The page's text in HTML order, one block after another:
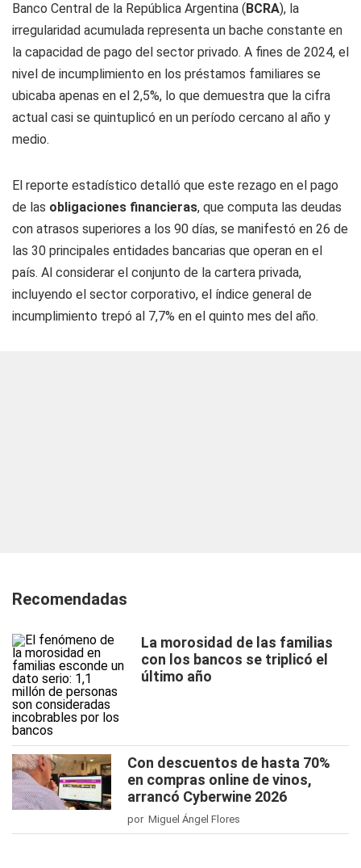
Banco Central de la República Argentina (BCRA), la
irregularidad acumulada representa un bache constante en
la capacidad de pago del sector privado. A fines de 2024, el
nivel de incumplimiento en los préstamos familiares se
ubicaba apenas en el 2,5%, lo que demuestra que la cifra
actual casi se quintuplicó en un período cercano al año y
medio.
El reporte estadístico detalló que este rezago en el pago
de las obligaciones financieras, que computa las deudas
con atrasos superiores a los 90 días, se manifestó en 26 de
las 30 principales entidades bancarias que operan en el
país. Al considerar el conjunto de la cartera privada,
incluyendo el sector corporativo, el índice general de
incumplimiento trepó al 7,7% en el quinto mes del año.
Recomendadas
La morosidad de las familias
con los bancos se triplicó el
último año
Con descuentos de hasta 70%
en compras online de vinos,
arrancó Cyberwine 2026
por Miguel Ángel Flores